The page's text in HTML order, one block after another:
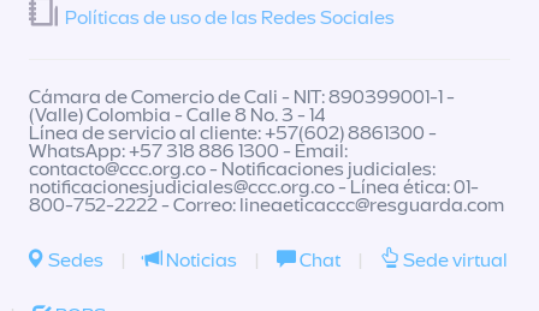
Políticas de uso de las Redes Sociales
Cámara de Comercio de Cali - NIT: 890399001-1 -
(Valle) Colombia - Calle 8 No. 3 - 14
Línea de servicio al cliente: +57(602) 8861300 -
WhatsApp: +57 318 886 1300 - Email:
contacto@ccc.org.co- Notificaciones judiciales:
notificacionesjudiciales@ccc.org.co- Línea ética: 01-
800-752-2222 - Correo: lineaeticaccc@resguarda.com
Sedes | Noticias | Chat | Sede virtual